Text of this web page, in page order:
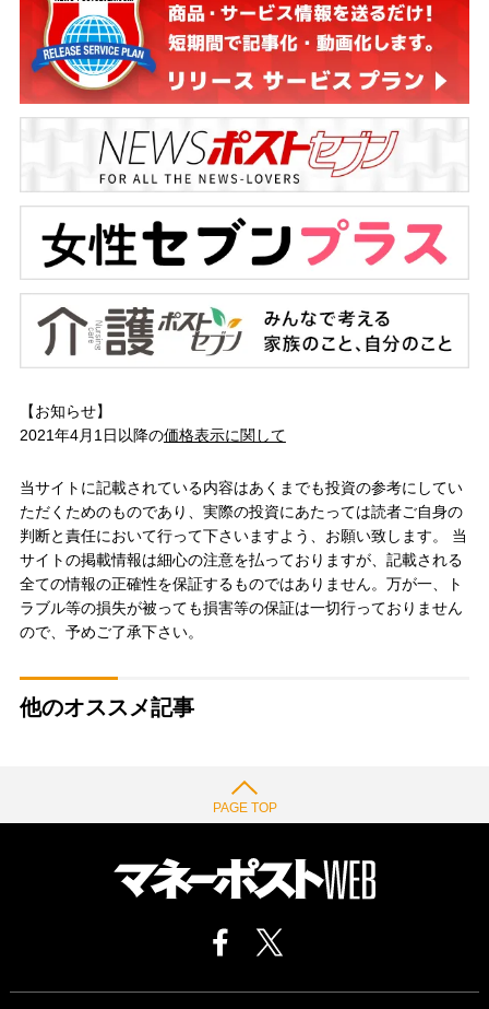
【お知らせ】
2021年4月1日以降の価格表示に関して
当サイトに記載されている内容はあくまでも投資の参考にしてい
ただくためのものであり、実際の投資にあたっては読者ご自身の
判断と責任において行って下さいますよう、お願い致します。 当
サイトの掲載情報は細心の注意を払っておりますが、記載される
全ての情報の正確性を保証するものではありません。万が一、ト
ラブル等の損失が被っても損害等の保証は一切行っておりません
ので、予めご了承下さい。
他のオススメ記事
PAGE TOP